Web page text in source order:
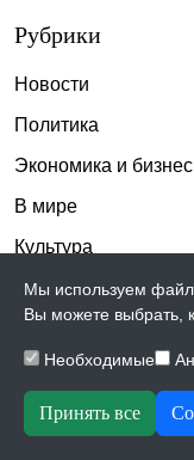
Рубрики
Новости
Политика
Экономика и бизнес
В мире
Культура
Спорт
Происшествия
Скандалы
Мы используем
Вы можете выбрать,
Необходимые
Принять все